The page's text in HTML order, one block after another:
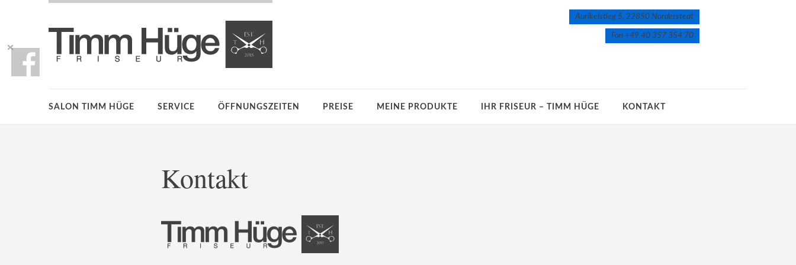
Aurikelstieg 5, 22850 Norderstedt
Fon +49 40 357 354 70
SALON TIMM HÜGE SERVICE ÖFFNUNGSZEITEN PREISE MEINE PRODUKTE IHR FRISEUR – TIMM HÜGE KONTAKT
Kontakt